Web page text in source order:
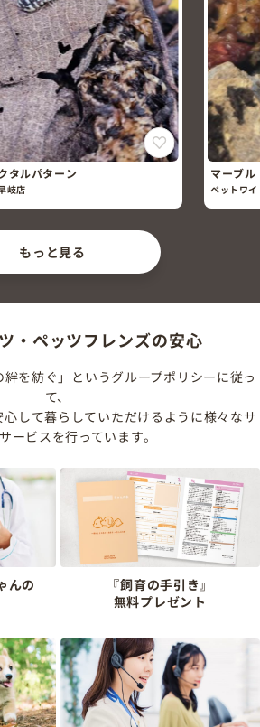
タルパターン
岐店
マーブル
ペットワ
もっと見る
・ペッツフレンズの安心
を紡ぐ」というグループポリシーに従っ
て、
して暮らしていただけるように様々なサ
ービスを行っています。
んの
『飼育の手引き』
無料プレゼント